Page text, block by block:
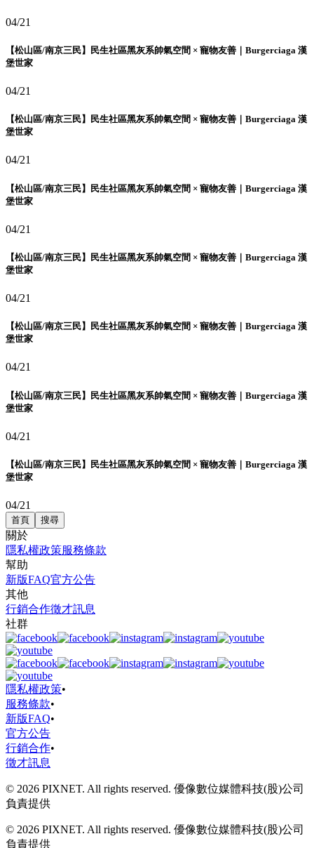
04/21
【松山區/南京三民】民生社區黑灰系帥氣空間 × 寵物友善｜Burgerciaga 漢
堡世家
04/21
【松山區/南京三民】民生社區黑灰系帥氣空間 × 寵物友善｜Burgerciaga 漢
堡世家
04/21
【松山區/南京三民】民生社區黑灰系帥氣空間 × 寵物友善｜Burgerciaga 漢
堡世家
04/21
【松山區/南京三民】民生社區黑灰系帥氣空間 × 寵物友善｜Burgerciaga 漢
堡世家
04/21
【松山區/南京三民】民生社區黑灰系帥氣空間 × 寵物友善｜Burgerciaga 漢
堡世家
04/21
【松山區/南京三民】民生社區黑灰系帥氣空間 × 寵物友善｜Burgerciaga 漢
堡世家
04/21
【松山區/南京三民】民生社區黑灰系帥氣空間 × 寵物友善｜Burgerciaga 漢
堡世家
04/21
首頁 搜尋
關於
隱私權政策服務條款
幫助
新版FAQ官方公告
其他
行銷合作徵才訊息
社群
隱私權政策•
服務條款•
新版FAQ•
官方公告
行銷合作•
徵才訊息
© 2026 PIXNET. All rights reserved. 優像數位媒體科技(股)公司
負責提供
© 2026 PIXNET. All rights reserved. 優像數位媒體科技(股)公司
負責提供